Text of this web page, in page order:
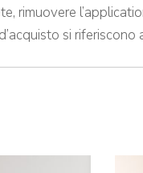
rimuovere
si